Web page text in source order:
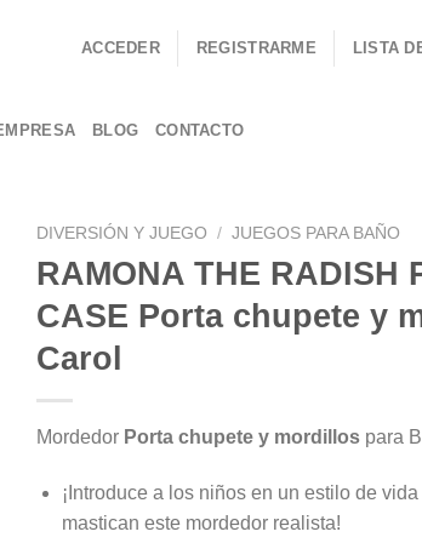
ACCEDER REGISTRARME LISTA
BLOG CONTACTO
DIVERSIÓN Y JUEGO / JUEGOS PARA BAÑO
RAMONA THE RADISH
CASE Porta chupete y
Carol
Mordedor Porta chupete y mordillos para
¡Introduce a los niños en un estilo de
mastican este mordedor realista!